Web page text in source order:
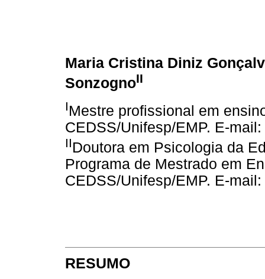
Maria Cristina Diniz
SonzognoII
IMestre profissional em
CEDSS/Unifesp/EMP. E-mail:
IIDoutora em Psicologia da
Programa de Mestrado em
CEDSS/Unifesp/EMP. E-mail:
RESUMO